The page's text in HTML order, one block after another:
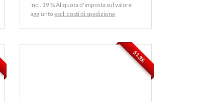
incl. 19 % Aliquota d'imposta sul valore
aggiuntoescl. costi di spedizione
51.3%